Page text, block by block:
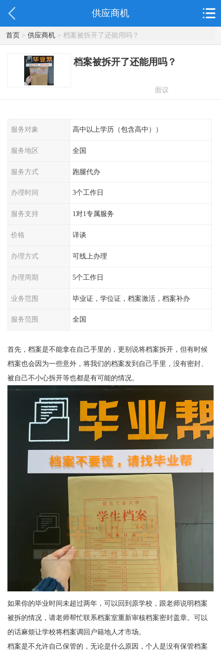
供应商机
首页> 供应商机> 档案被拆开了还能用吗？
档案被拆开了还能用吗？
面议
服务对象 高中以上学历（包含高中））
服务地区 全国
服务方式 跑腿代办
办理时间 3个工作日
服务支持 1对1专属服务
价格 详谈
办理方式 可线上办理
办理周期 5个工作日
业务范围 毕业证，学位证，档案激活，档案补办
服务范围 全国
首先，档案是不能拿在自己手里的，更别说将档案拆开，但有时候
档案也会因为一些意外，将我们的档案发到自己手里，没有密封、
被自己不小心拆开等也都是有可能的情况。
如果你的毕业时间未超过两年，可以回到原学校，跟老师说明档案
被拆的情况，请老师帮忙联系档案室重新审核档案密封盖章。可以
的话麻烦让学校将档案调回户籍地人才市场。
档案是不允许自己保管的，无论是什么原因，个人是没有保管档案